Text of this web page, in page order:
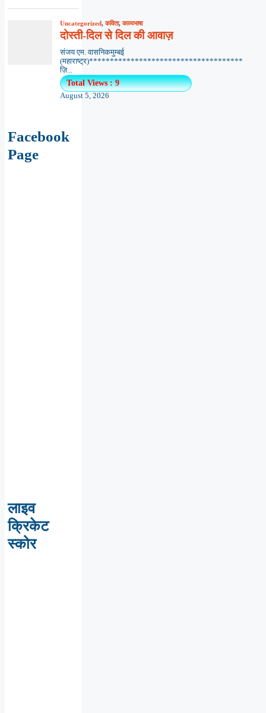
Uncategorized,कविता,काव्यभाषा
दोस्ती-दिल से दिल की आवाज़
संजय एम. वासनिकमुम्बई
(महाराष्ट्र)*************************************
ज़ि...
Total Views : 9
August 5, 2026
Facebook
Page
लाइव
क्रिकेट
स्कोर